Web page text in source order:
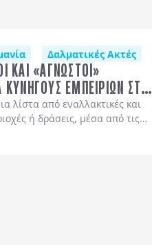
Δαλματικές Ακτές
ΚΑΙ «ΑΓΝΩΣΤΟΙ»
ΚΥΝΗΓΟΥΣ ΕΜΠΕΙΡΙΩΝ ΣΤΗΝ
λίστα από εναλλακτικές και
ή δράσεις, μέσα από τις
τις εμπειρίες της